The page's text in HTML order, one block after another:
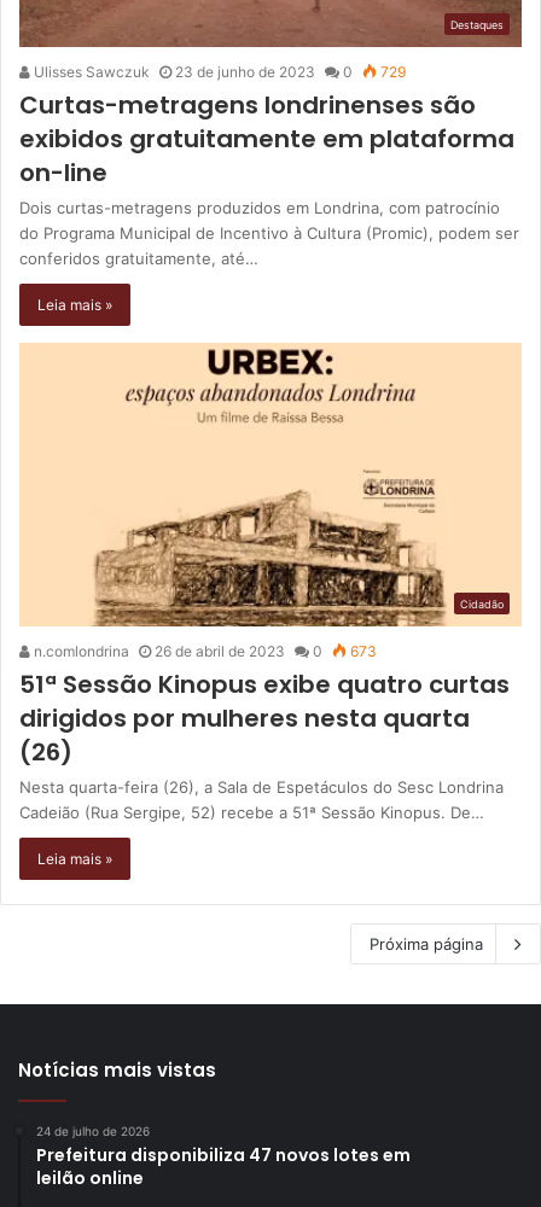
Destaques
Ulisses Sawczuk 23 de junho de 2023 0 729
Curtas-metragens londrinenses são
exibidos gratuitamente em plataforma
on-line
Dois curtas-metragens produzidos em Londrina, com patrocínio
do Programa Municipal de Incentivo à Cultura (Promic), podem ser
conferidos gratuitamente, até…
Leia mais »
Cidadão
n.comlondrina 26 de abril de 2023 0 673
51ª Sessão Kinopus exibe quatro curtas
dirigidos por mulheres nesta quarta
(26)
Nesta quarta-feira (26), a Sala de Espetáculos do Sesc Londrina
Cadeião (Rua Sergipe, 52) recebe a 51ª Sessão Kinopus. De…
Leia mais »
Próxima página
Notícias mais vistas
24 de julho de 2026
Prefeitura disponibiliza 47 novos lotes em
leilão online